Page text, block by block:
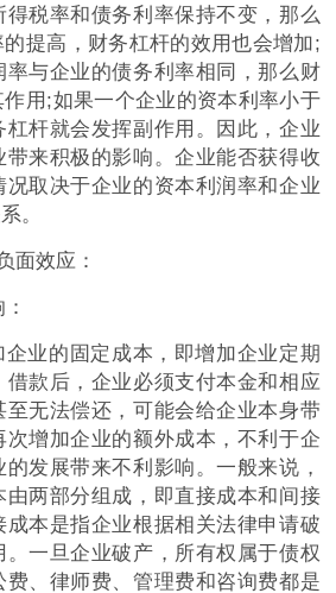
税率和债务利率保持不变，那么
提高，财务杠杆的效用也会增加;
与企业的债务利率相同，那么财
用;如果一个企业的资本利率小于
杆就会发挥副作用。因此，企业
来积极的影响。企业能否获得收
取决于企业的资本利润率和企业
。
面效应：
业的固定成本，即增加企业定期
款后，企业必须支付本金和相应
无法偿还，可能会给企业本身带
次增加企业的额外成本，不利于企
发展带来不利影响。一般来说，
由两部分组成，即直接成本和间接
本是指企业根据相关法律申请破
一旦企业破产，所有权属于债权
费、律师费、管理费和咨询费都是